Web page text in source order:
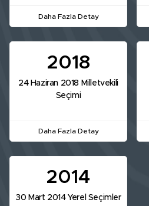
Daha Fazla Detay
2018
24 Haziran 2018 Milletvekili
Seçimi
Daha Fazla Detay
2014
30 Mart 2014 Yerel Seçimler